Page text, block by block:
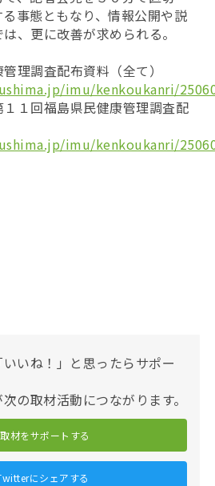
事態ともなり、情報公開や説
、更に改善が求められる。
理調査配布資料（全て）
imu/kenkoukanri/
１回福島県民健康管理調査配
imu/kenkoukanri/
いね！」と思ったらサポー
の取材活動につながります。
取材をサポートする
にシェアする